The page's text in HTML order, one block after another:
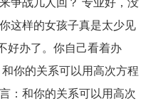
这样的女孩子真是太少见
好办了。你自己看着办
你的关系可以用高次方程
：和你的关系可以用高次